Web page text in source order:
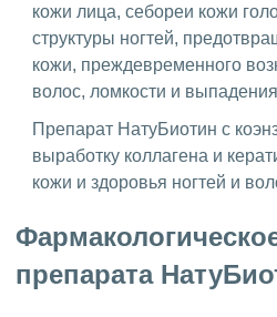
кожи лица, себореи кожи
структуры ногтей,
кожи, преждевременного
волос, ломкости и
Препарат НатуБиотин с
выработку коллагена и
кожи и здоровья ногтей и
препарата